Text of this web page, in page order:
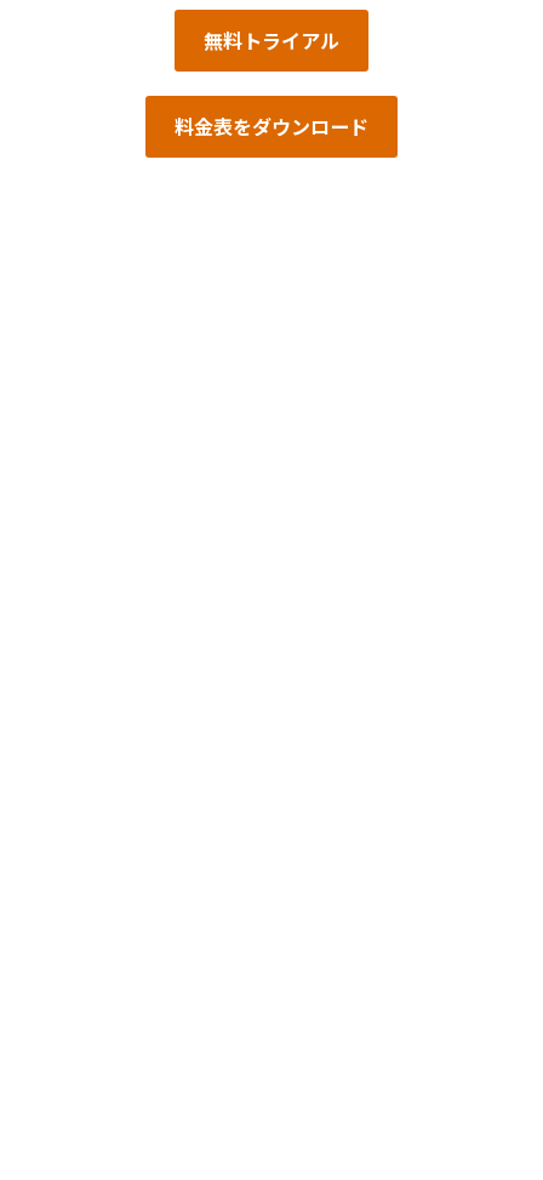
無料トライアル
料金表をダウンロード